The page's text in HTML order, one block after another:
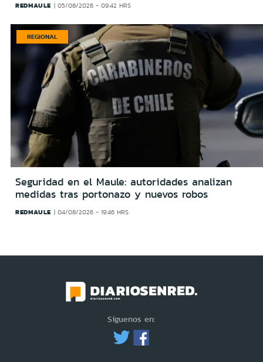
REDMAULE 05/08/2026 - 09:42 HRS
REGIONAL
Seguridad en el Maule: autoridades analizan
medidas tras portonazo y nuevos robos
REDMAULE 04/08/2026 - 19:46 HRS
Síguenos en: